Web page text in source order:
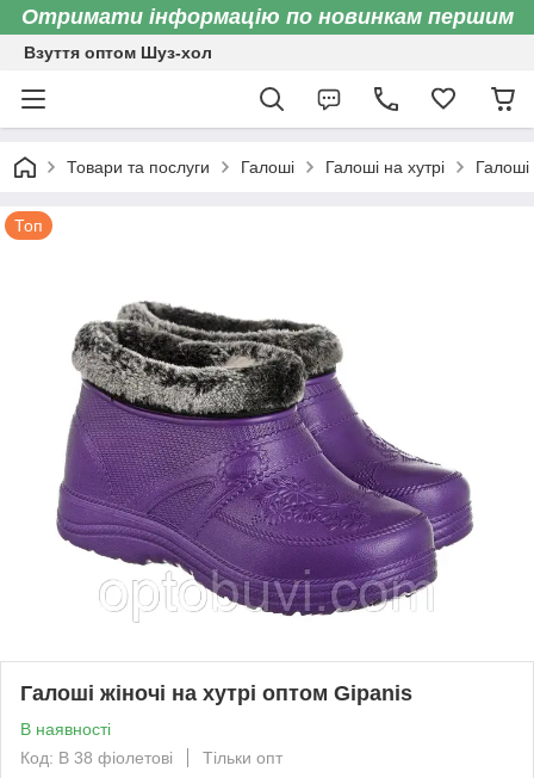
Отримати інформацію по новинкам першим
Взуття оптом Шуз-хол
Товари та послуги Галоші Галоші на хутрі Галоші
Топ
Галоші жіночі на хутрі оптом Gipanis
В наявності
Код: В 38 фіолетові
Тільки опт